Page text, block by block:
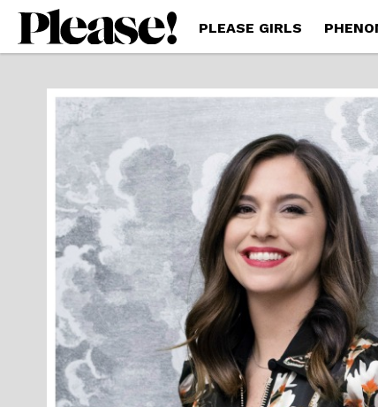
PLEASE GIRLS